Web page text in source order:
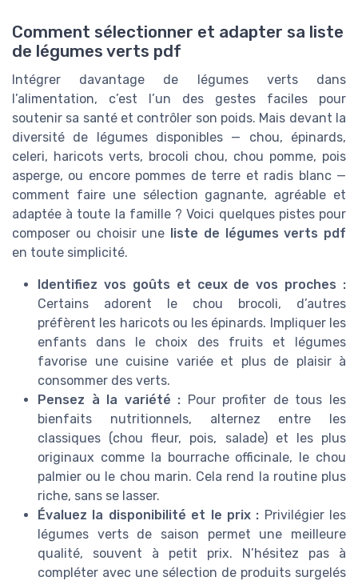
Comment sélectionner et adapter sa liste
de légumes verts pdf
Intégrer davantage de légumes verts dans
l’alimentation, c’est l’un des gestes faciles pour
soutenir sa santé et contrôler son poids. Mais devant la
diversité de légumes disponibles — chou, épinards,
celeri, haricots verts, brocoli chou, chou pomme, pois
asperge, ou encore pommes de terre et radis blanc —
comment faire une sélection gagnante, agréable et
adaptée à toute la famille ? Voici quelques pistes pour
composer ou choisir une liste de légumes verts pdf
en toute simplicité.
Identifiez vos goûts et ceux de vos proches :
Certains adorent le chou brocoli, d’autres
préfèrent les haricots ou les épinards. Impliquer les
enfants dans le choix des fruits et légumes
favorise une cuisine variée et plus de plaisir à
consommer des verts.
Pensez à la variété : Pour profiter de tous les
bienfaits nutritionnels, alternez entre les
classiques (chou fleur, pois, salade) et les plus
originaux comme la bourrache officinale, le chou
palmier ou le chou marin. Cela rend la routine plus
riche, sans se lasser.
Évaluez la disponibilité et le prix : Privilégier les
légumes verts de saison permet une meilleure
qualité, souvent à petit prix. N’hésitez pas à
compléter avec une sélection de produits surgelés